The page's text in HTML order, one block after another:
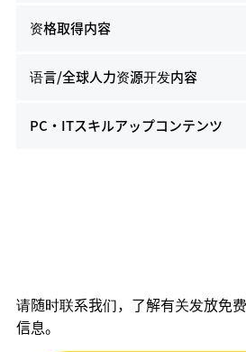
资格取得内容
语言/全球人力资源开发内容
PC・ITスキルアップコンテンツ
请随时联系我们，了解有关发放免
信息。